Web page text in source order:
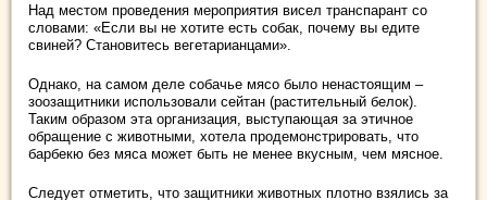
Над местом проведения мероприятия висел транспарант со
словами: «Если вы не хотите есть собак, почему вы едите
свиней? Становитесь вегетарианцами».
Однако, на самом деле собачье мясо было ненастоящим –
зоозащитники использовали сейтан (растительный белок).
Таким образом эта организация, выступающая за этичное
обращение с животными, хотела продемонстрировать, что
барбекю без мяса может быть не менее вкусным, чем мясное.
Следует отметить, что защитники животных плотно взялись за